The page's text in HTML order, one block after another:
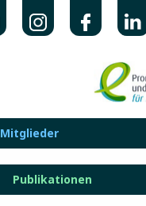
Mitglieder
Publikationen